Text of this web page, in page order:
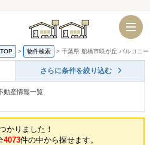
千葉店 船橋店
物件検索 千葉県 船橋市咲が丘 バルコニ
さらに条件を絞り込む
動産情報一覧
かりました！
4073件の中から探せます。